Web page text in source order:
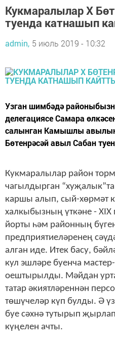
Кукмаралылар X
туенда катнашып
admin, 5 июль 2019 - 10:32
Узган шимбәдә
делегациясе Самара
салынган Камышлы
Бөтенрәсәй авыл Сабан
Кукмаралылар район
чагылдырган
каршы алып, сый-хөрмәт
халкыбызның үткәне - XIX
йорты һәм районның
предприятиеләренең
алган иде. Итек басу,
кул эшләре буенча
оештырылды. Мәйдан
татар әкиятләреннән
төшүчеләр күп булды. Ә
буе сәхнә тутырып
күңелен ачты.